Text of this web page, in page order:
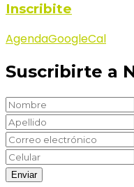
Inscribite
AgendaGoogleCal
Suscribirte a